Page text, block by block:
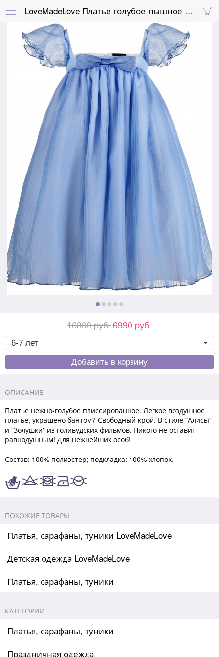
 
LoveMadeLove Платье голубое пышное воздушное плиссированное
16800 pуб.6990 pуб.
ОПИСАНИЕ
Платье нежно-голубое плиссированное. Легкое воздушное
платье, украшено бантом7 Свободный крой. В стиле "Алисы"
и "Золушки" из голивудских фильмов. Никого не оставит
равнодушным! Для нежнейших особ!
Состав: 100% полиэстер; подкладка: 100% хлопок.
ПОХОЖИЕ ТОВАРЫ
Платья, сарафаны, туники LoveMadeLove
Детская одежда LoveMadeLove
Платья, сарафаны, туники
КАТЕГОРИИ
Платья, сарафаны, туники
Праздничная одежда